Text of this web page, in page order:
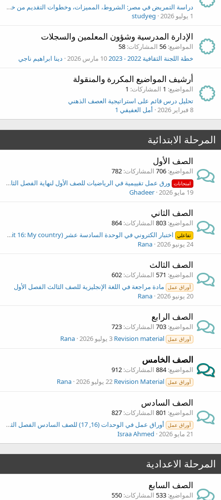
دراسة التمريض في مصر: الشروط، المميزات، وخطوات التقديم من خلال المكتب
1 يوليو 2026
studyeg
الإدارة المدرسية وشؤون المعلمين والسجلات
المواضيع 56 المشاركات 58
خطة اللجنة الثقافية 2022 - 2023
10 مارس 2026 دينا ابراهيم ناجي
أرشيف المواضيع المكررة والمنقولة
المواضيع 1 المشاركات 1
تحليل درس قائم على استراتيجية العصف الذهني
8 فبراير 2026
أمل العفيفي 1
المرحلة الابتدائية
الصف الأول
المواضيع 706 المشاركات 782
امتحانات ورق عمل تقييمية في الرياضيات للصف الأول لنهاية الفصل الثاني
19 مايو 2026
Ghadeer
الصف الثاني
المواضيع 803 المشاركات 864
تفاعلي اختبار الكتروني في الوحدة السادسة عشر (Unit 16: My country) للصف الثاني الفصل الثاني
24 يونيو 2026
Rana
الصف الثالث
المواضيع 571 المشاركات 602
أوراق عمل مادة مراجعة في اللغة الإنجليزية للصف الثالث الفصل الأول
20 يونيو 2026
Rana
الصف الرابع
المواضيع 703 المشاركات 723
أوراق عمل Revision material 3 يوليو 2026 Rana
الصف الخامس
المواضيع 884 المشاركات 912
أوراق عمل Revision Material 22 يوليو 2026 Rana
الصف السادس
المواضيع 801 المشاركات 827
أوراق عمل أوراق عمل في الوحدات (16, 17) للصف السادس الفصل الثاني
21 مايو 2026
Israa Ahmed
المرحلة الاعدادية
الصف السابع
المواضيع 533 المشاركات 550